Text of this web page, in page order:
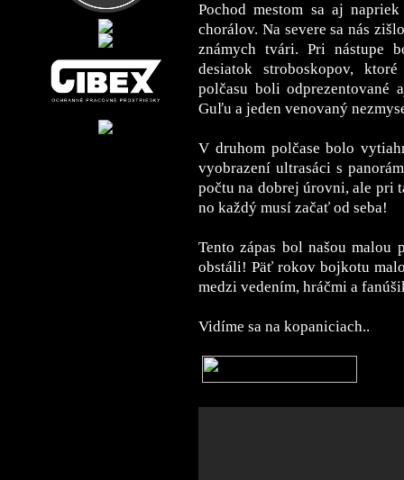
Pochod mestom sa aj
chorálov. Na severe sa nás
známych tvári. Pri nástupe
desiatok stroboskopov,
polčasu boli odprezentované
Guľu a jeden venovaný
V druhom polčase bolo
vyobrazení ultrasáci s
počtu na dobrej úrovni, ale pri
no každý musí začať od seba!
Tento zápas bol našou malou
obstáli! Päť rokov bojkotu
medzi vedením, hráčmi a
Vidíme sa na kopaniciach..